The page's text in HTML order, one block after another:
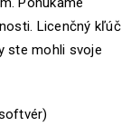
Licenčný kľúč
ste mohli svoje